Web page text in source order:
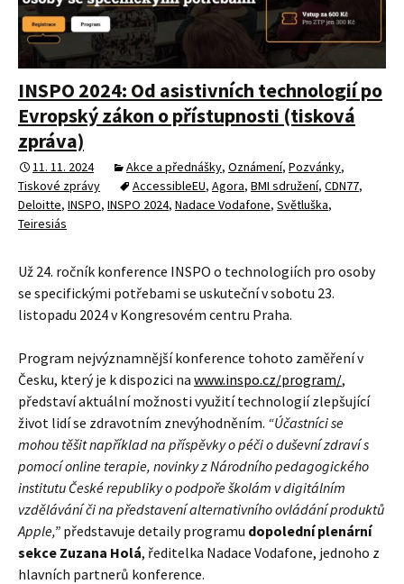
INSPO 2024: Od asistivních technologií po
Evropský zákon o přístupnosti (tisková
zpráva)
11. 11. 2024 Akce a přednášky, Oznámení, Pozvánky,
Tiskové zprávy
AccessibleEU, Agora, BMI sdružení, CDN77,
Deloitte, INSPO, INSPO 2024, Nadace Vodafone, Světluška,
Teiresiás
Už 24. ročník konference INSPO o technologiích pro osoby
se specifickými potřebami se uskuteční v sobotu 23.
listopadu 2024 v Kongresovém centru Praha.
Program nejvýznamnější konference tohoto zaměření v
Česku, který je k dispozici na www.inspo.cz/program/,
představí aktuální možnosti využití technologií zlepšující
život lidí se zdravotním znevýhodněním. “Účastníci se
mohou těšit například na příspěvky o péči o duševní zdraví s
pomocí online terapie, novinky z Národního pedagogického
institutu České republiky o podpoře školám v digitálním
vzdělávání či na představení alternativního ovládání produktů
Apple,” představuje detaily programu dopolední plenární
sekce Zuzana Holá, ředitelka Nadace Vodafone, jednoho z
hlavních partnerů konference.